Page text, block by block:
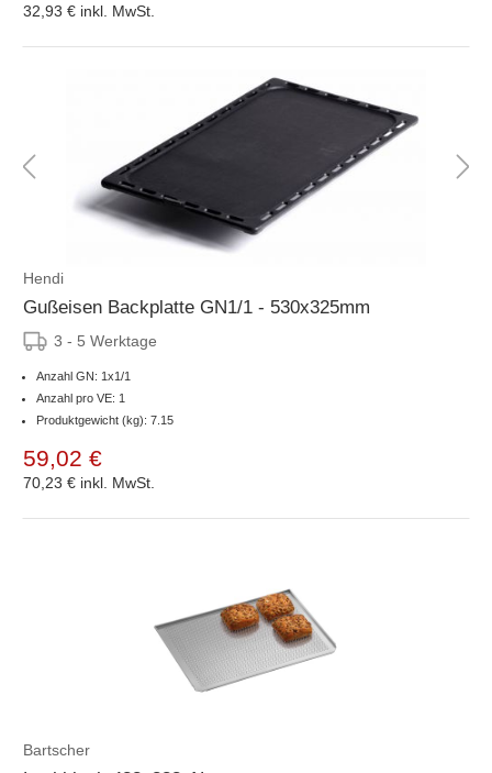
32,93 € inkl. MwSt.
Hendi
Gußeisen Backplatte GN1/1 - 530x325mm
3 - 5 Werktage
Anzahl GN: 1x1/1
Anzahl pro VE: 1
Produktgewicht (kg): 7.15
59,02 €
70,23 € inkl. MwSt.
Bartscher